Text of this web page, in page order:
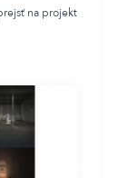
na projekt